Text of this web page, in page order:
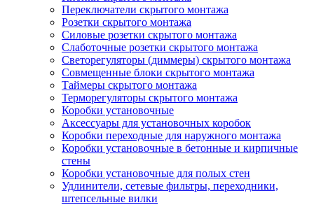
Переключатели скрытого монтажа
Розетки скрытого монтажа
Силовые розетки скрытого монтажа
Слаботочные розетки скрытого монтажа
Светорегуляторы (диммеры) скрытого монтажа
Совмещенные блоки скрытого монтажа
Таймеры скрытого монтажа
Терморегуляторы скрытого монтажа
Коробки установочные
Аксессуары для установочных коробок
Коробки переходные для наружного монтажа
Коробки установочные в бетонные и кирпичные
стены
Коробки установочные для полых стен
Удлинители, сетевые фильтры, переходники,
штепсельные вилки